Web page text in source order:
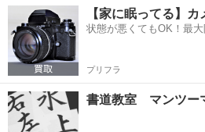
兵庫 宝塚市 仁川駅
【家に眠ってる】
状態が悪くてもOK！最
プリフラ
書道教室 マンツー